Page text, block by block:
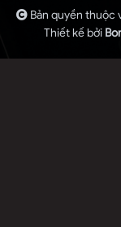
Bản quyền thuộc
Thiết kế bởi